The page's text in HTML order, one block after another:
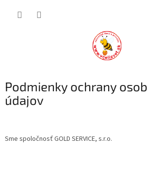
Podmienky ochrany
údajov
Sme spoločnosť GOLD SERVICE, s.r.o.